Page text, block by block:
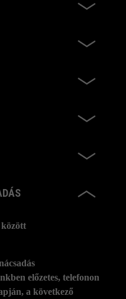
között
előzetes, telefonon
a következő